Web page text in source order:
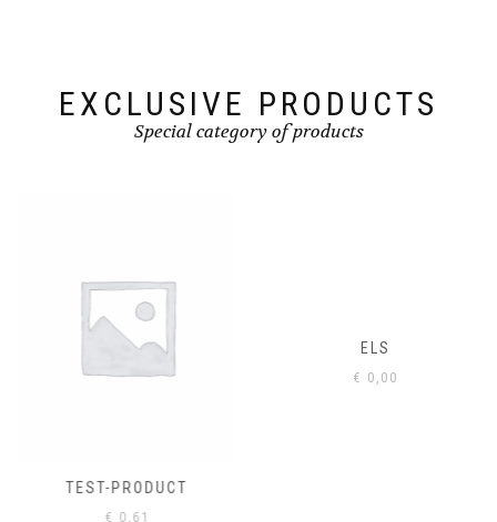
EXCLUSIVE PRODUCTS
Special category of products
TEST-PRODUCT
€0,61
ELS
€0,00